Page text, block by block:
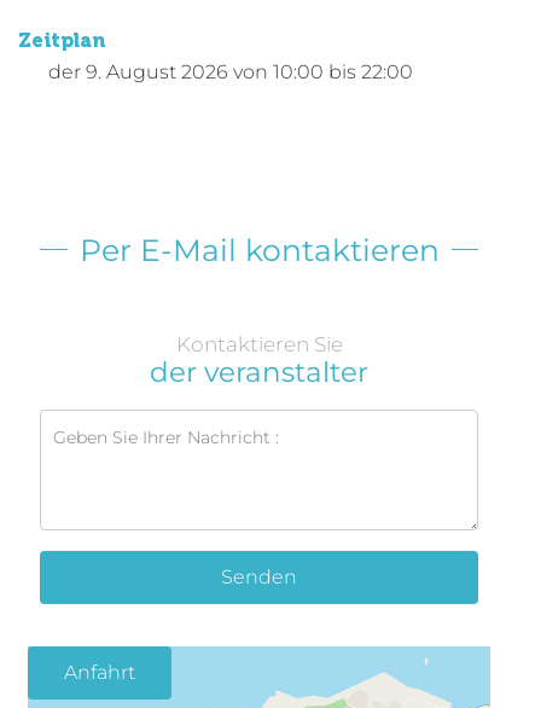
Zeitplan
der 9. August 2026 von 10:00 bis 22:00
Per E-Mail kontaktieren
Kontaktieren Sie
der veranstalter
Senden
Anfahrt